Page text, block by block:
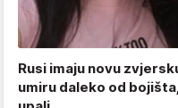
Rusi imaju novu
umiru daleko od